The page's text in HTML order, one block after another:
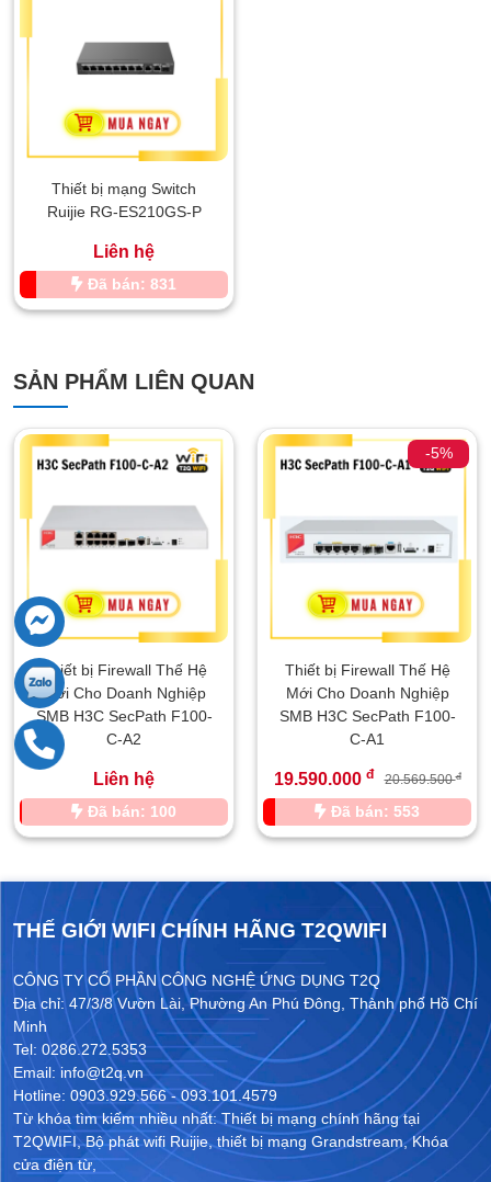
Thiết bị mạng Switch
Ruijie RG-ES210GS-P
Liên hệ
Đã bán: 831
SẢN PHẨM LIÊN QUAN
Thiết bị Firewall Thế Hệ
Mới Cho Doanh Nghiệp
SMB H3C SecPath F100-
C-A2
Liên hệ
Đã bán: 100
-5%
Thiết bị Firewall Thế Hệ
Mới Cho Doanh Nghiệp
SMB H3C SecPath F100-
C-A1
19.590.000 đ 20.569.500đ
Đã bán: 553
THẾ GIỚI WIFI CHÍNH HÃNG T2QWIFI
CÔNG TY CỔ PHẦN CÔNG NGHỆ ỨNG DỤNG T2Q
Địa chỉ: 47/3/8 Vườn Lài, Phường An Phú Đông, Thành phố Hồ Chí
Minh
Tel: 0286.272.5353
Email: info@t2q.vn
Hotline: 0903.929.566 - 093.101.4579
Từ khóa tìm kiếm nhiều nhất:Thiết bị mạng chính hãng tại
T2QWIFI,Bộ phát wifi Ruijie,thiết bị mạng Grandstream,Khóa
cửa điện từ,